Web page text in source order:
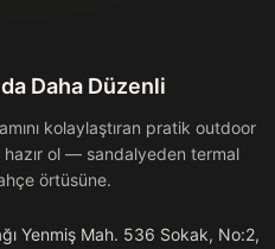
Daha Düzenli
kolaylaştıran pratik outdoor
hazır ol — sandalyeden termal
örtüsüne.
Yenmiş Mah. 536 Sokak, No:2,